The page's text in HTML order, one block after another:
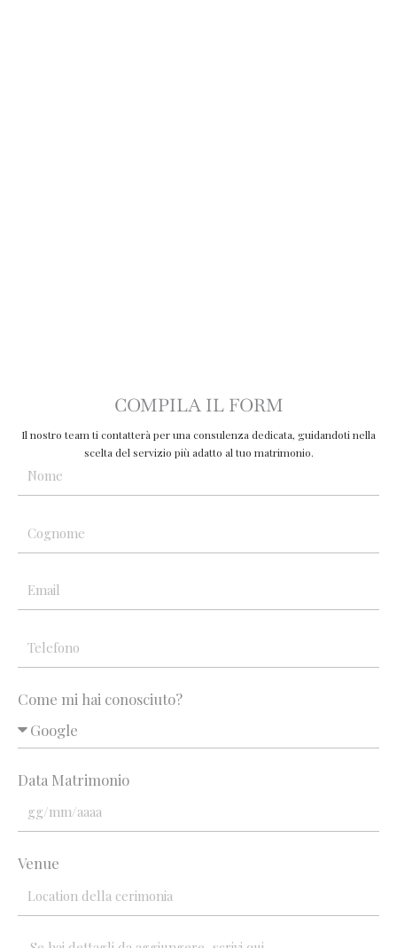
COMPILA IL FORM
Il nostro team ti contatterà per una consulenza dedicata, guidandoti nella
scelta del servizio più adatto al tuo matrimonio.
Come mi hai conosciuto?
Data Matrimonio
Venue